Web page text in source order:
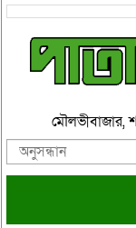
মৌলভীবাজার,